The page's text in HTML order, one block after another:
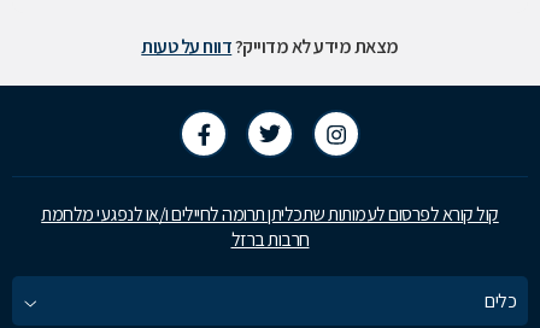
מצאת מידע לא מדוייק?דווח על טעות
קול קורא לפרסום לעמותות שתכליתן תרומה לחיילים ו/או לנפגעי מלחמת
חרבות ברזל
כלים